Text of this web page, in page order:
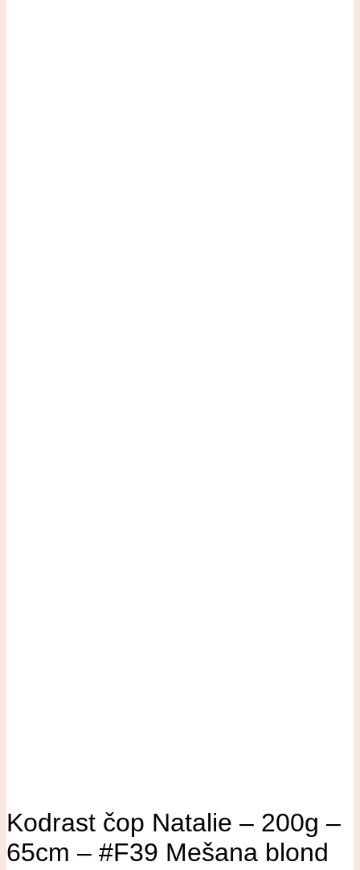
Kodrast čop Natalie – 200g –
65cm – #F39 Mešana blond